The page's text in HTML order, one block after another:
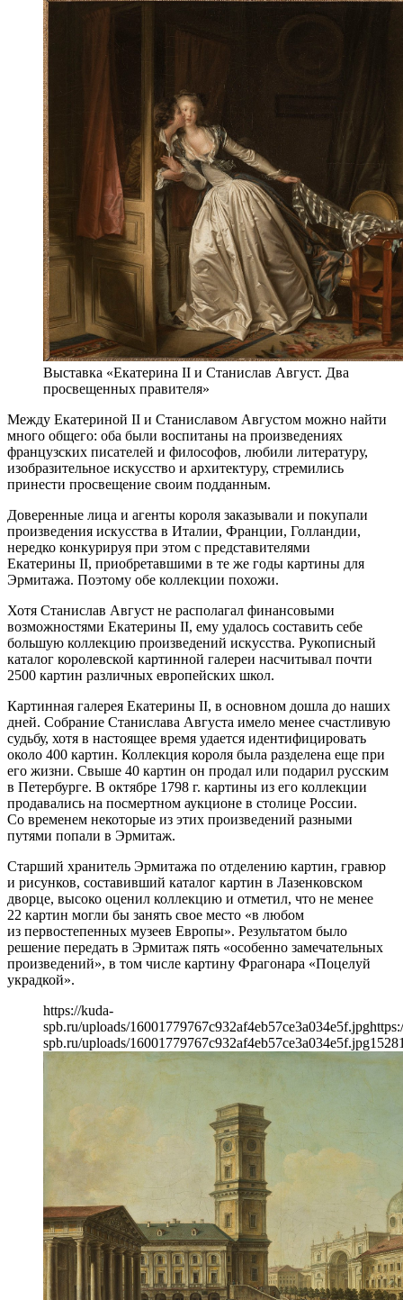
Выставка «Екатерина II и Станислав Август. Два
просвещенных правителя»
Между Екатериной II и Станиславом Августом можно найти
много общего: оба были воспитаны на произведениях
французских писателей и философов, любили литературу,
изобразительное искусство и архитектуру, стремились
принести просвещение своим подданным.
Доверенные лица и агенты короля заказывали и покупали
произведения искусства в Италии, Франции, Голландии,
нередко конкурируя при этом с представителями
Екатерины II, приобретавшими в те же годы картины для
Эрмитажа. Поэтому обе коллекции похожи.
Хотя Станислав Август не располагал финансовыми
возможностями Екатерины II, ему удалось составить себе
большую коллекцию произведений искусства. Рукописный
каталог королевской картинной галереи насчитывал почти
2500 картин различных европейских школ.
Картинная галерея Екатерины II, в основном дошла до наших
дней. Собрание Станислава Августа имело менее счастливую
судьбу, хотя в настоящее время удается идентифицировать
около 400 картин. Коллекция короля была разделена еще при
его жизни. Свыше 40 картин он продал или подарил русским
в Петербурге. В октябре 1798 г. картины из его коллекции
продавались на посмертном аукционе в столице России.
Со временем некоторые из этих произведений разными
путями попали в Эрмитаж.
Старший хранитель Эрмитажа по отделению картин, гравюр
и рисунков, составивший каталог картин в Лазенковском
дворце, высоко оценил коллекцию и отметил, что не менее
22 картин могли бы занять свое место «в любом
из первостепенных музеев Европы». Результатом было
решение передать в Эрмитаж пять «особенно замечательных
произведений», в том числе картину Фрагонара «Поцелуй
украдкой».
https://kuda-
spb.ru/uploads/16001779767c932af4eb57ce3a034e5f.jpg
spb.ru/uploads/16001779767c932af4eb57ce3a034e5f.jpg1528